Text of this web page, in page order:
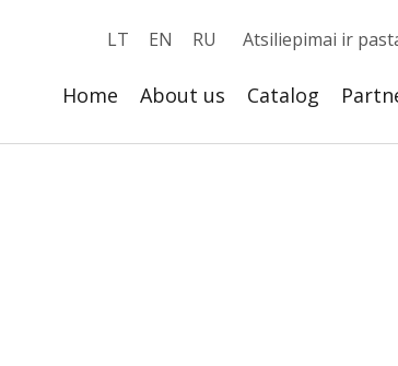
Atsiliepimai ir
LT EN RU
Home About us Catalog